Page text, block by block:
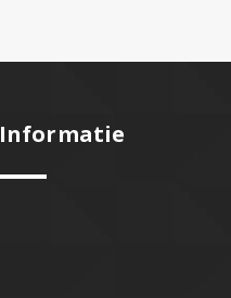
Informatie